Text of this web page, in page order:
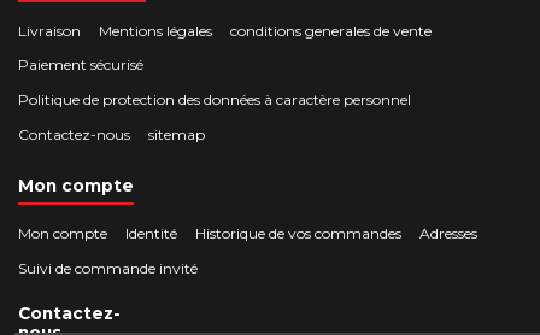
Livraison Mentions légales
conditions generales de vente
Paiement sécurisé
Politique de protection des données à caractère personnel
Contactez-nous
sitemap
Mon compte
Mon compte Identité Historique de vos commandes
Adresses
Suivi de commande invité
Contactez-